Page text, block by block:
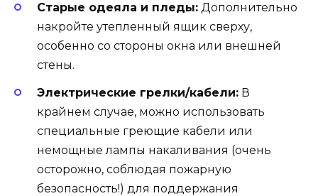
Старые одеяла и пледы: Дополнительно
накройте утепленный ящик сверху,
особенно со стороны окна или внешней
стены.
Электрические грелки/кабели: В
крайнем случае, можно использовать
специальные греющие кабели или
немощные лампы накаливания (очень
осторожно, соблюдая пожарную
безопасность!) для поддержания